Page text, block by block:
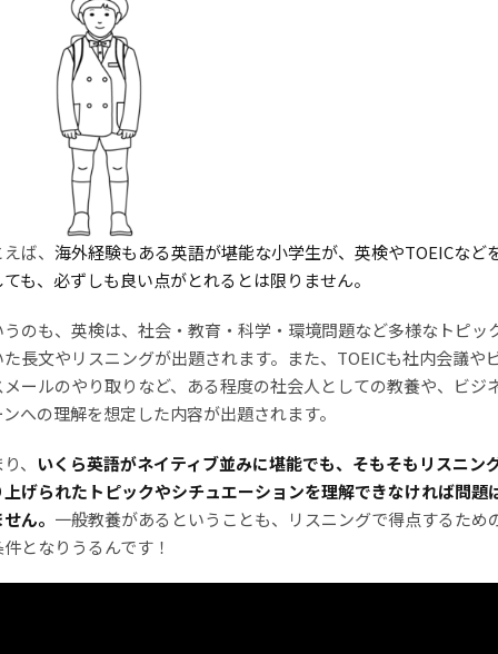
ば、 海外経験もある英語が堪能な小学生が、英検やTOEICなど
も、必ずしも良い点がとれるとは限りません。
うのも、英検は、社会・教育・科学・環境問題など多様なトピッ
長文やリスニングが出題されます。また、TOEICも社内会議や
ールのやり取りなど、ある程度の社会人としての教養や、ビジ
への理解を想定した内容が出題されます。
、 いくら英語がネイティブ並みに堪能でも、そもそもリスニン
上げられたトピックやシチュエーションを理解できなければ問題
ん。 一般教養があるということも、リスニングで得点するため
となりうるんです！